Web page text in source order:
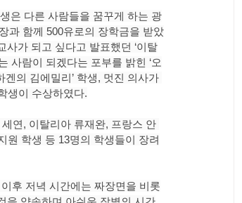
은 다른 사람들을 꿈꾸게 하는 광
과 함께 500유로의 장학금을 받았
가 되고 싶다고 발표했던 ‘이탈
사람이 되겠다는 포부를 밝힌 ‘오
의 김에밀리’ 학생, 멋진 의사가
생이 수상하였다.
연, 이탈리아 류재완, 프랑스 안
원 학생 등 13명의 학생들이 장려
후 저녁 시간에는 짜장면을 비롯